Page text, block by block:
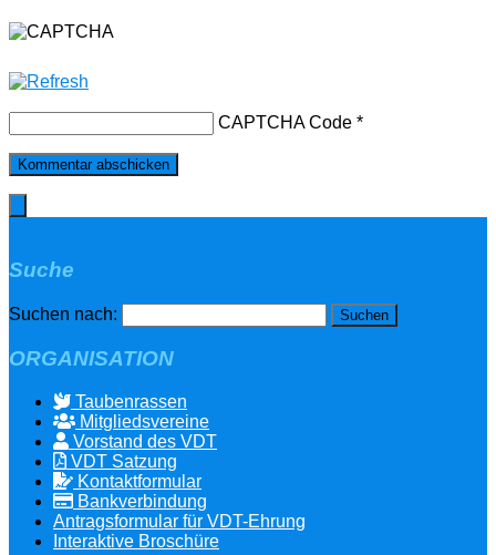
CAPTCHA Code *
Suche
Suchen nach:
ORGANISATION
Taubenrassen
Mitgliedsvereine
Vorstand des VDT
VDT Satzung
Kontaktformular
Bankverbindung
Antragsformular für VDT-Ehrung
Interaktive Broschüre